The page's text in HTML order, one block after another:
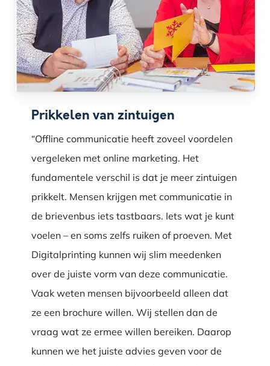
Prikkelen van zintuigen
“Offline communicatie heeft zoveel voordelen
vergeleken met online marketing. Het
fundamentele verschil is dat je meer zintuigen
prikkelt. Mensen krijgen met communicatie in
de brievenbus iets tastbaars. Iets wat je kunt
voelen – en soms zelfs ruiken of proeven. Met
Digitalprinting kunnen wij slim meedenken
over de juiste vorm van deze communicatie.
Vaak weten mensen bijvoorbeeld alleen dat
ze een brochure willen. Wij stellen dan de
vraag wat ze ermee willen bereiken. Daarop
kunnen we het juiste advies geven voor de